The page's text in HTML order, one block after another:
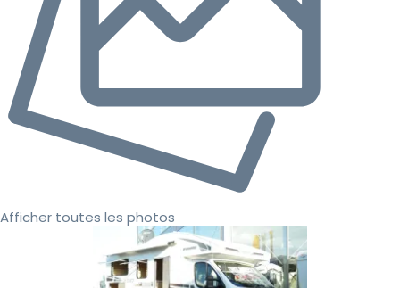
Afficher toutes les photos